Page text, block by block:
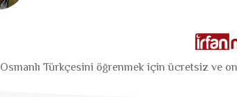
Osmanlı Türkçesini öğrenmek için ücretsiz ve